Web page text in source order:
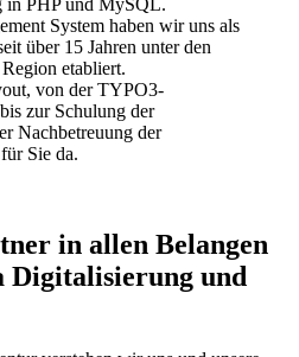
in PHP und MySQL.
System haben wir uns als
über 15 Jahren unter den
etabliert.
von der TYPO3-
zur Schulung der
Nachbetreuung der
Sie da.
in allen Belangen
Digitalisierung und